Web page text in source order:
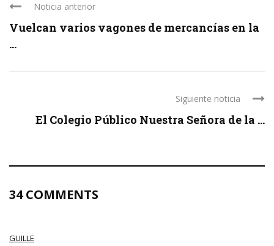
Noticia anterior
Vuelcan varios vagones de mercancías en la
...
Siguiente noticia
El Colegio Público Nuestra Señora de la ...
34 COMMENTS
GUILLE